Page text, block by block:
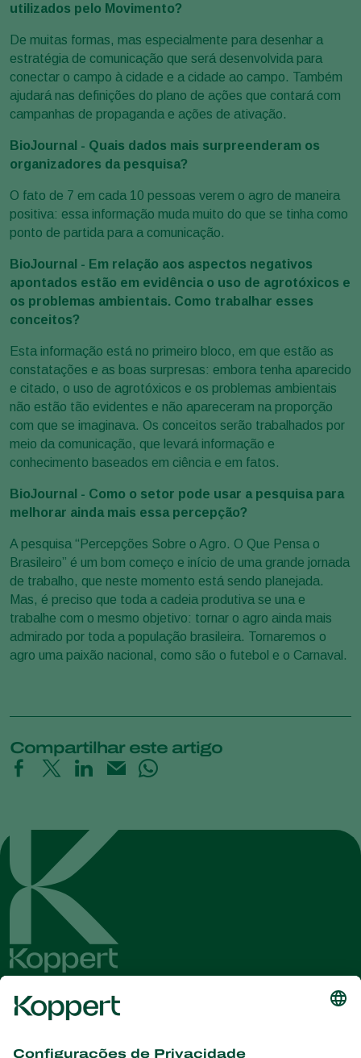
utilizados pelo Movimento?
De muitas formas, mas especialmente para desenhar a
estratégia de comunicação que será desenvolvida para
conectar o campo à cidade e a cidade ao campo. Também
ajudará nas definições do plano de ações que contará com
campanhas de propaganda e ações de ativação.
BioJournal - Quais dados mais surpreenderam os
organizadores da pesquisa?
O fato de 7 em cada 10 pessoas verem o agro de maneira
positiva: essa informação muda muito do que se tinha como
ponto de partida para a comunicação.
BioJournal - Em relação aos aspectos negativos
apontados estão em evidência o uso de agrotóxicos e
os problemas ambientais. Como trabalhar esses
conceitos?
Esta informação está no primeiro bloco, em que estão as
constatações e as boas surpresas: embora tenha aparecido
e citado, o uso de agrotóxicos e os problemas ambientais
não estão tão evidentes e não apareceram na proporção
com que se imaginava. Os conceitos serão trabalhados por
meio da comunicação, que levará informação e
conhecimento baseados em ciência e em fatos.
BioJournal - Como o setor pode usar a pesquisa para
melhorar ainda mais essa percepção?
A pesquisa “Percepções Sobre o Agro. O Que Pensa o
Brasileiro” é um bom começo e início de uma grande jornada
de trabalho, que neste momento está sendo planejada.
Mas, é preciso que toda a cadeia produtiva se una e
trabalhe com o mesmo objetivo: tornar o agro ainda mais
admirado por toda a população brasileira. Tornaremos o
agro uma paixão nacional, como são o futebol e o Carnaval.
Compartilhar este artigo